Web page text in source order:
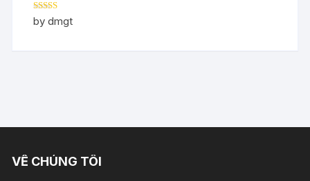
Rated5out
of 5
by dmgt
VỀ CHÚNG TÔI